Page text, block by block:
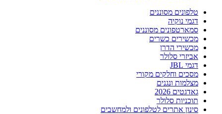
טלפונים מסוננים
דגמי נוקיה
סמארטפונים מסוננים
מכשירים כשרים
מכשירי הדרן
אביזרי סלולר
דגמי JBL
מסכים וחלקים מקורי
מצלמות ונגנים
גאדגטים 2026
תוכניות סלולר
סינון אתרים לטלפונים ולמחשבים